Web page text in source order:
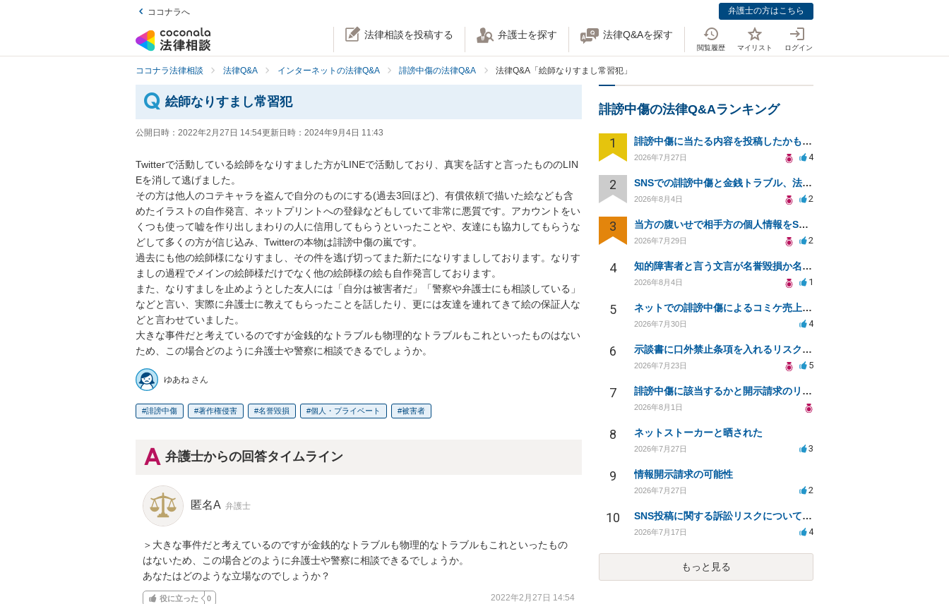
ココナラへ 弁護士の方はこちら
法律相談を投稿する 弁護士を探す 法律Q&Aを探す
閲覧履歴 マイリスト ログイン
ココナラ法律相談 法律Q&A インターネットの法律Q&A 誹謗中傷の法律Q&A 法律Q&A「絵師なりすまし常習犯」
絵師なりすまし常習犯
公開日時： 2022年2月27日 14:54更新日時： 2024年9月4日 11:43
Twitterで活動している絵師をなりすました方がLINEで活動しており、真実を話すと言ったもののLIN
Eを消して逃げました。
その方は他人のコテキャラを盗んで自分のものにする(過去3回ほど)、有償依頼で描いた絵なども含
めたイラストの自作発言、ネットプリントへの登録などもしていて非常に悪質です。アカウントをい
くつも使って嘘を作り出しまわりの人に信用してもらうといったことや、友達にも協力してもらうな
どして多くの方が信じ込み、Twitterの本物は誹謗中傷の嵐です。
過去にも他の絵師様になりすまし、その件を逃げ切ってまた新たになりすまししております。なりす
ましの過程でメインの絵師様だけでなく他の絵師様の絵も自作発言しております。
また、なりすましを止めようとした友人には「自分は被害者だ」「警察や弁護士にも相談している」
などと言い、実際に弁護士に教えてもらったことを話したり、更には友達を連れてきて絵の保証人な
どと言わせていました。
大きな事件だと考えているのですが金銭的なトラブルも物理的なトラブルもこれといったものはない
ため、この場合どのように弁護士や警察に相談できるでしょうか。
ゆあね さん
誹謗中傷 著作権侵害 名誉毀損 個人・プライベート 被害者
弁護士からの回答タイムライン
匿名A 弁護士
＞大きな事件だと考えているのですが金銭的なトラブルも物理的なトラブルもこれといったもの
はないため、この場合どのように弁護士や警察に相談できるでしょうか。
あなたはどのような立場なのでしょうか？
役に立った 0 2022年2月27日 14:54
誹謗中傷の法律Q&Aランキング
1 誹謗中傷に当たる内容を投稿したかもしれない。開示請求や民事刑事裁判に発展しうるのか教えて欲しい。
2026年7月27日 4
2 SNSでの誹謗中傷と金銭トラブル、法的対応の相談
2026年8月4日 2
3 当方の腹いせで相手方の個人情報をSNSで晒してしまい名誉毀損させてしまったかもしれない
2026年7月29日 2
4 知的障害者と言う文言が名誉毀損か名誉感情の侵害になるか教えてほしい。
2026年8月4日 1
5 ネットでの誹謗中傷によるコミケ売上減少、損害賠償は可能か？
2026年7月30日 4
6 示談書に口外禁止条項を入れるリスクはありますか？
2026年7月23日 5
7 誹謗中傷に該当するかと開示請求のリスクを知りたい
2026年8月1日
8 ネットストーカーと晒された
2026年7月27日 3
9 情報開示請求の可能性
2026年7月27日 2
10 SNS投稿に関する訴訟リスクについての相談
2026年7月17日 4
もっと見る